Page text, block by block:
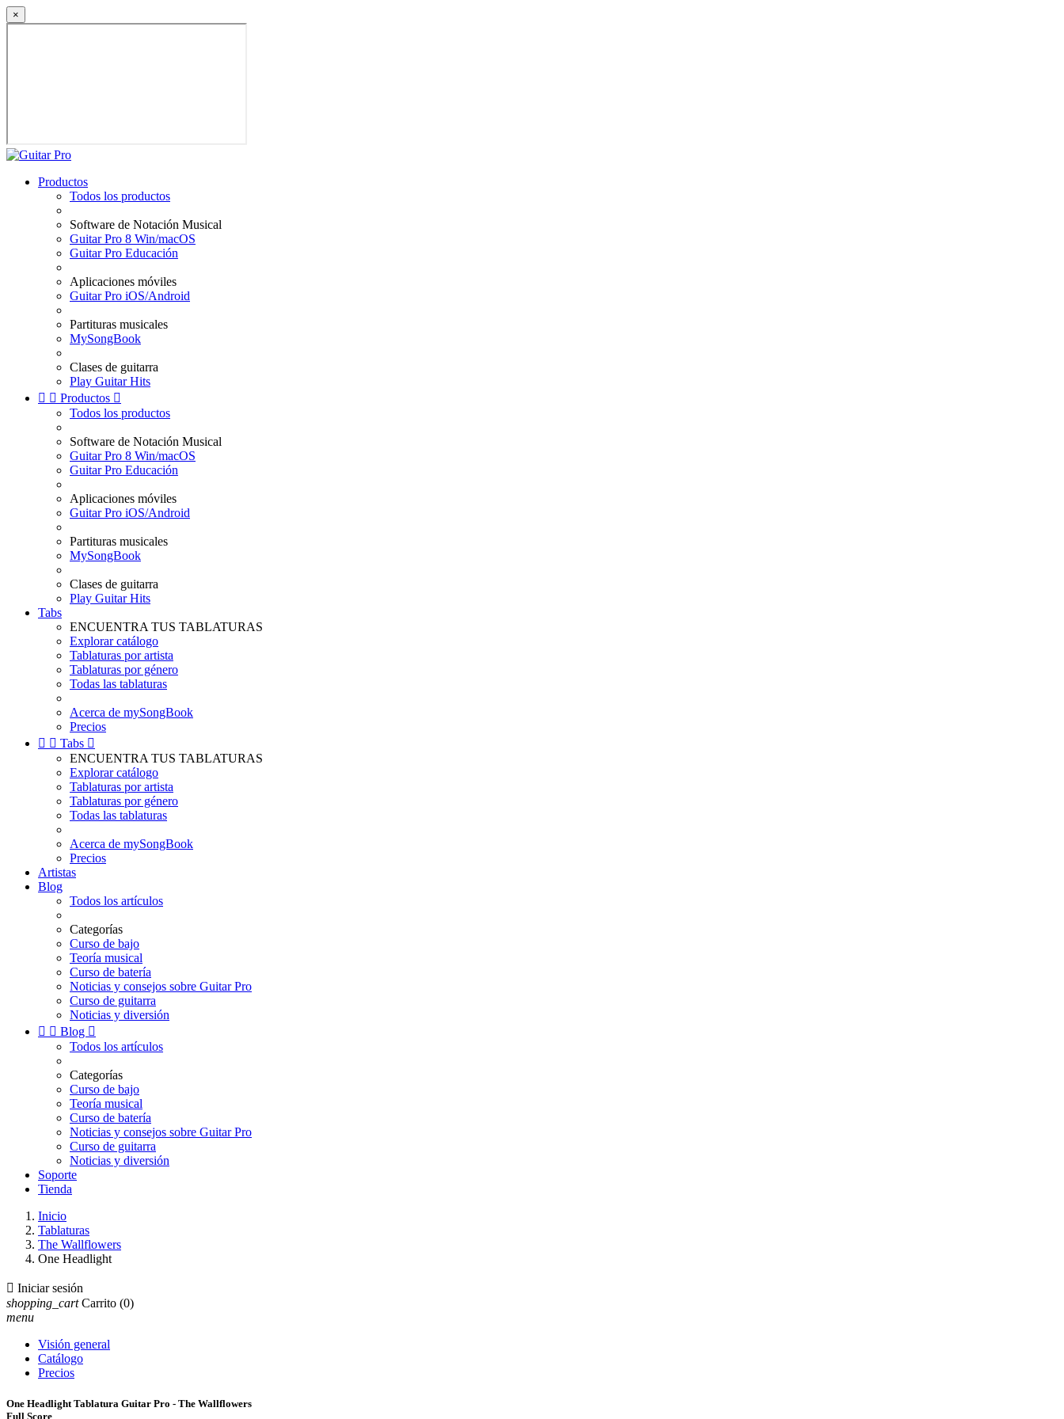
×
Productos
Todos los productos
Software de Notación Musical
Guitar Pro 8 Win/macOS
Guitar Pro Educación
Aplicaciones móviles
Guitar Pro iOS/Android
Partituras musicales
MySongBook
Clases de guitarra
Play Guitar Hits
  Productos 
Todos los productos
Software de Notación Musical
Guitar Pro 8 Win/macOS
Guitar Pro Educación
Aplicaciones móviles
Guitar Pro iOS/Android
Partituras musicales
MySongBook
Clases de guitarra
Play Guitar Hits
Tabs
ENCUENTRA TUS TABLATURAS
Explorar catálogo
Tablaturas por artista
Tablaturas por género
Todas las tablaturas
Acerca de mySongBook
Precios
  Tabs 
ENCUENTRA TUS TABLATURAS
Explorar catálogo
Tablaturas por artista
Tablaturas por género
Todas las tablaturas
Acerca de mySongBook
Precios
Artistas
Blog
Todos los artículos
Categorías
Curso de bajo
Teoría musical
Curso de batería
Noticias y consejos sobre Guitar Pro
Curso de guitarra
Noticias y diversión
  Blog 
Todos los artículos
Categorías
Curso de bajo
Teoría musical
Curso de batería
Noticias y consejos sobre Guitar Pro
Curso de guitarra
Noticias y diversión
Soporte
Tienda
Inicio
Tablaturas
The Wallflowers
One Headlight
 Iniciar sesión
shopping_cart Carrito (0)
menu
Visión general
Catálogo
Precios
One Headlight Tablatura Guitar Pro - The Wallflowers
Full Score